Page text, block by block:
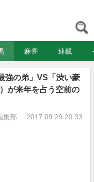
麻雀 連載
強の弟」VS「渋い豪
が来年を占う空前の
集部 2017.09.29 20:33